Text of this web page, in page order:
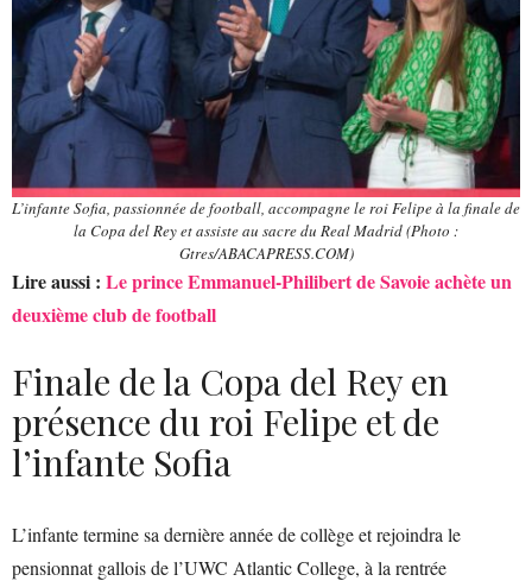
L’infante Sofia, passionnée de football, accompagne le roi Felipe à la finale de
la Copa del Rey et assiste au sacre du Real Madrid (Photo :
Gtres/ABACAPRESS.COM)
Lire aussi : Le prince Emmanuel-Philibert de Savoie achète un
deuxième club de football
Finale de la Copa del Rey en
présence du roi Felipe et de
l’infante Sofia
L’infante termine sa dernière année de collège et rejoindra le
pensionnat gallois de l’UWC Atlantic College, à la rentrée